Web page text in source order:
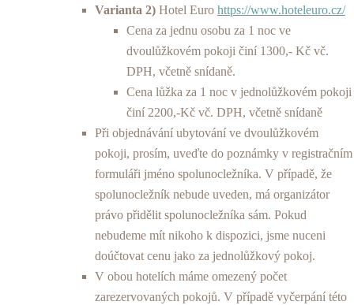
Varianta 2) Hotel Euro https://www.hoteleuro.cz/
Cena za jednu osobu za 1 noc ve
dvoulůžkovém pokoji činí 1300,- Kč vč.
DPH, včetně snídaně.
Cena lůžka za 1 noc v jednolůžkovém pokoji
činí 2200,-Kč vč. DPH, včetně snídaně
Při objednávání ubytování ve dvoulůžkovém
pokoji, prosím, uveďte do poznámky v registračním
formuláři jméno spolunocležníka. V případě, že
spolunocležník nebude uveden, má organizátor
právo přidělit spolunocležníka sám. Pokud
nebudeme mít nikoho k dispozici, jsme nuceni
doúčtovat cenu jako za jednolůžkový pokoj.
V obou hotelích máme omezený počet
zarezervovaných pokojů. V případě vyčerpání této